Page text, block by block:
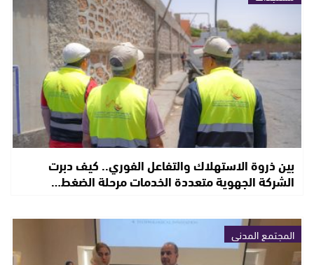
بين ذروة الاستهلاك والتفاعل الفوري.. كيف دبرت
الشركة الجهوية متعددة الخدمات مرحلة الضغط…
المجتمع المدني